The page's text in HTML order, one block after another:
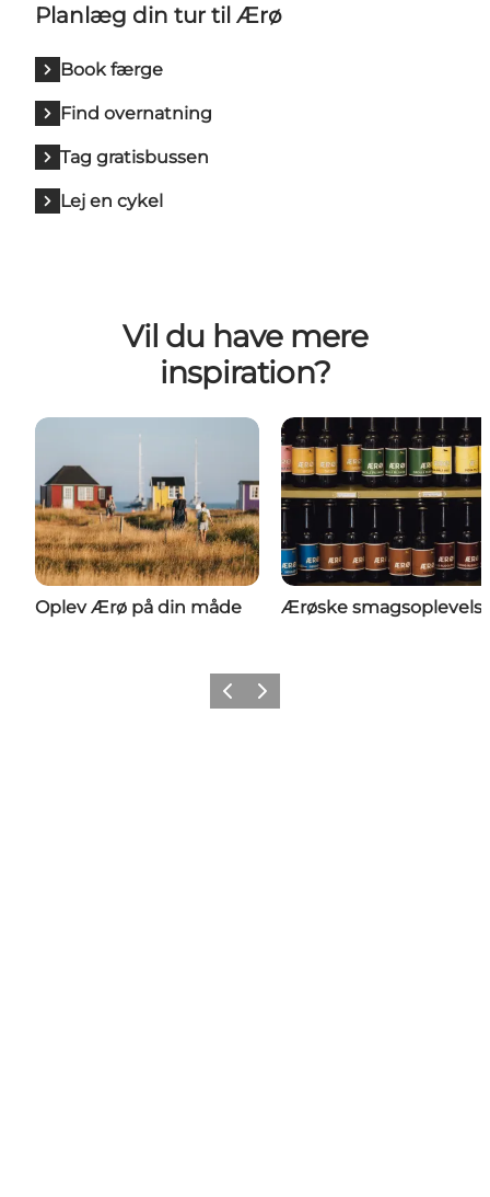
Planlæg din tur til Ærø
Book færge
Find overnatning
Tag gratisbussen
Lej en cykel
Vil du have mere
inspiration?
Oplev Ærø på din måde Ærøske
ForrigeNæste